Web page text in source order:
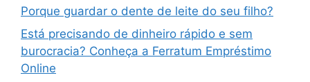
Porque guardar o dente de leite do seu filho?
Está precisando de dinheiro rápido e sem
burocracia? Conheça a Ferratum Empréstimo
Online